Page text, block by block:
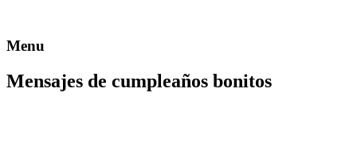
Menu
Mensajes de cumpleaños bonitos